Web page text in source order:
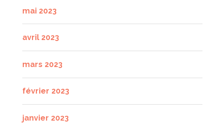
mai 2023
avril 2023
mars 2023
février 2023
janvier 2023